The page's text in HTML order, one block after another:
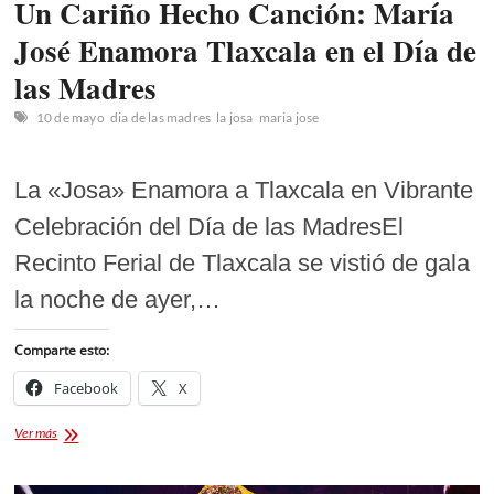
Un Cariño Hecho Canción: María
José Enamora Tlaxcala en el Día de
las Madres
10 de mayo dia de las madres la josa maria jose
La «Josa» Enamora a Tlaxcala en Vibrante
Celebración del Día de las MadresEl
Recinto Ferial de Tlaxcala se vistió de gala
la noche de ayer,…
Comparte esto:
Facebook X
Ver másUn